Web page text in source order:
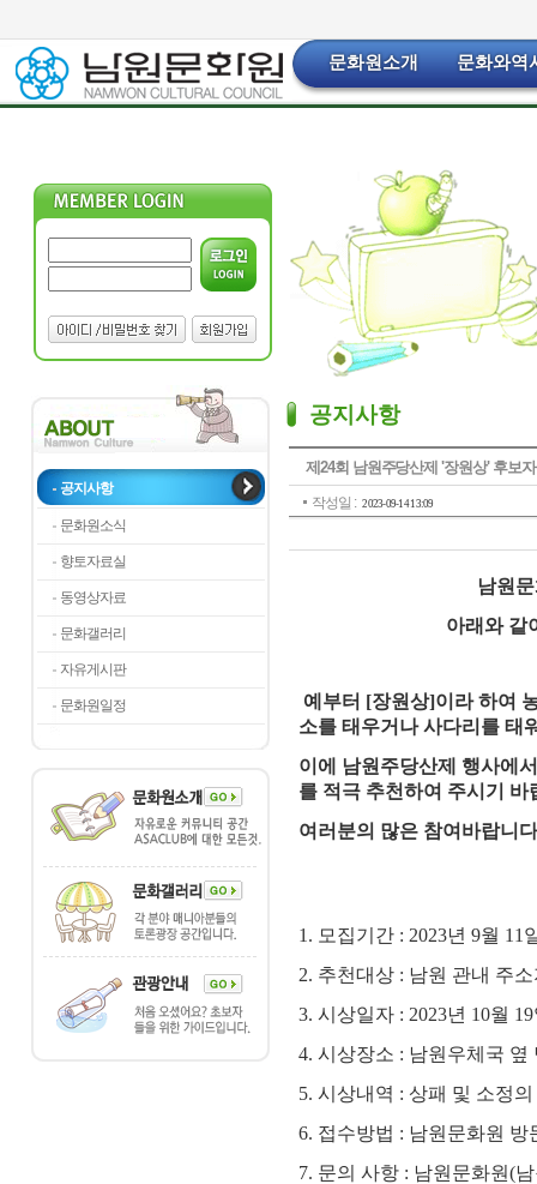
문화원소개 문화와역
공지사항
문화원소식
향토자료실
동영상자료
문화갤러리
자유게시판
문화원일정
공지사항
제24회 남원주당산제 '장원상' 후보
작성일 : 2023-09-14 13:09
남원
아래와 같
예부터 [장원상]이라 하여
소를 태우거나 사다리를 태
이에 남원주당산제 행사에
를 적극 추천하여 주시기
여러분의 많은 참여바랍니다
1. 모집기간 : 2023년 9월 11
2. 추천대상 : 남원 관내 주
3. 시상일자 : 2023년 10월
4. 시상장소 : 남원우체국 옆
5. 시상내역 : 상패 및 소정
6. 접수방법 : 남원문화원 방
7. 문의 사항 : 남원문화원(